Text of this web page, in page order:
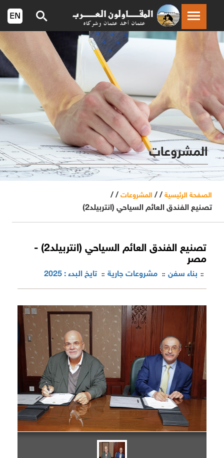
المشروعات
الصفحة الرئيسية / / المشروعات / /
تصنيع الفندق العائم السياحي (انتربيلد2)
تصنيع الفندق العائم السياحي (انتربيلد2) -
مصر
تايخ البدء : 2025:: مشروعات جارية:: بناء سفن ::